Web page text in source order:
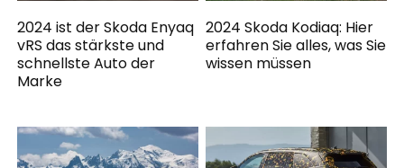
2024 ist der Skoda Enyaq
vRS das stärkste und
schnellste Auto der
Marke
2024 Skoda Kodiaq: Hier
erfahren Sie alles, was Sie
wissen müssen